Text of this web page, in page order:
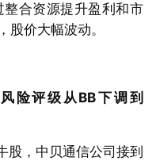
合资源提升盈利和市
股价大幅波动。
险评级从BB下调到
股，中贝通信公司接到